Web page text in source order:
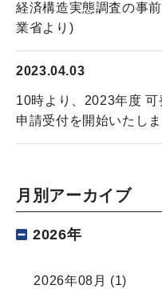
経済構造実態調査の事
業省より)
2023.04.03
10時より、2023年度
申請受付を開始いたし
月別アーカイブ
2026年
2026年08月 (1)